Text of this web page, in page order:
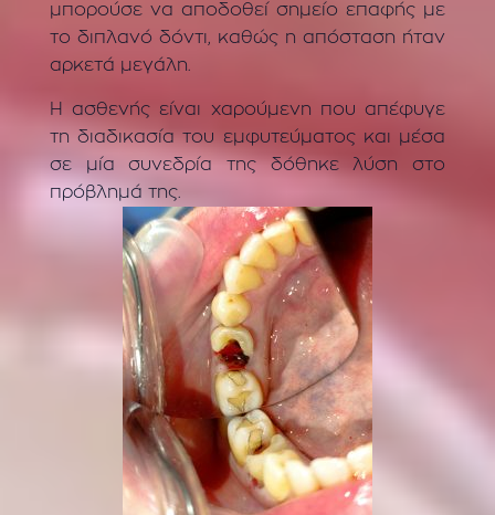
μπορούσε να αποδοθεί σημείο επαφής με
το διπλανό δόντι, καθώς η απόσταση ήταν
αρκετά μεγάλη.
Η ασθενής είναι χαρούμενη που απέφυγε
τη διαδικασία του εμφυτεύματος και μέσα
σε μία συνεδρία της δόθηκε λύση στο
πρόβλημά της.